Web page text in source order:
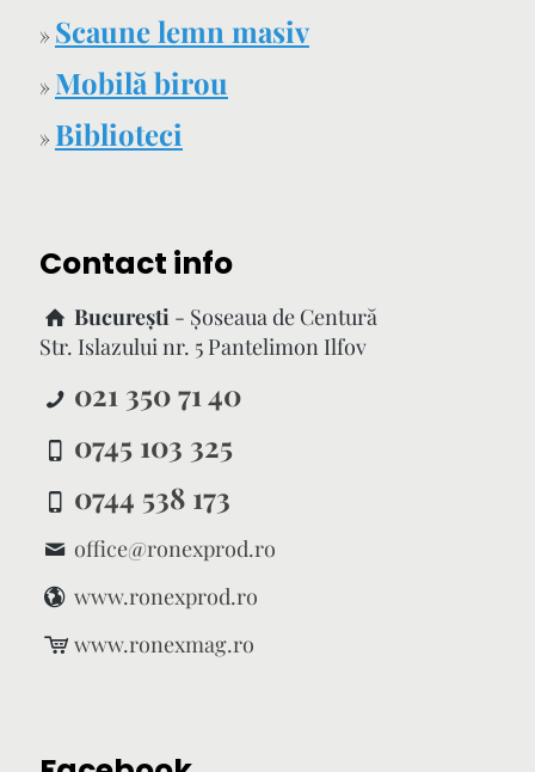
» Scaune lemn masiv
» Mobilă birou
» Biblioteci
Contact info
București - Şoseaua de Centură
Str. Islazului nr. 5 Pantelimon Ilfov
021 350 71 40
0745 103 325
0744 538 173
office@ronexprod.ro
www.ronexprod.ro
www.ronexmag.ro